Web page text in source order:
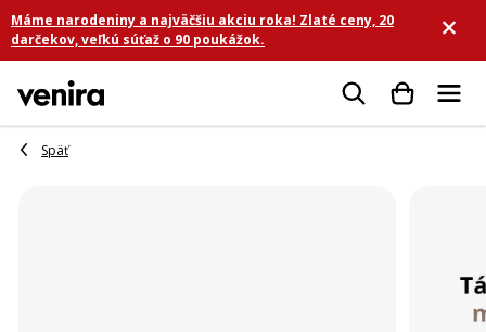
Prejsť
na
obsah
Máme narodeniny a najväčšiu akciu roka! Zlaté ceny, 20
darčekov, veľkú súťaž o 90 poukážok.
Hľadať